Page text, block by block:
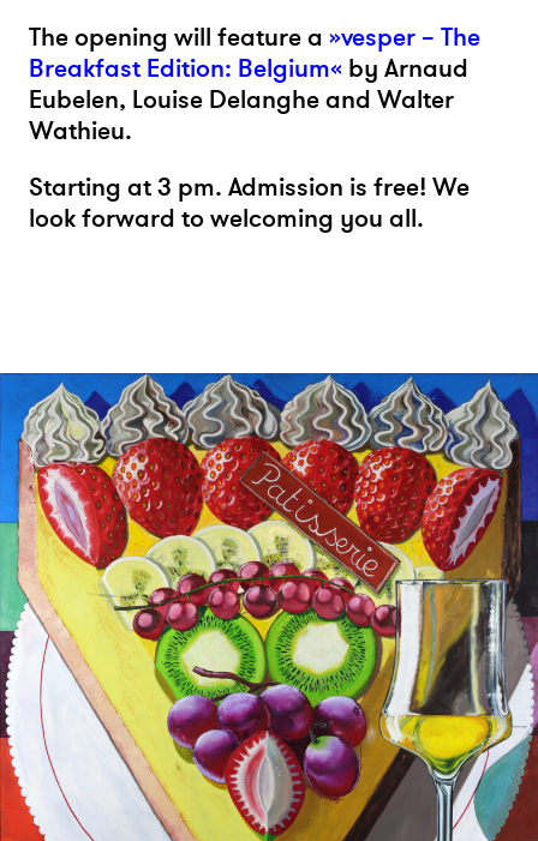
The opening will feature a »vesper – The
Breakfast Edition: Belgium« by Arnaud
Eubelen, Louise Delanghe and Walter
Wathieu.
Starting at 3 pm. Admission is free! We
look forward to welcoming you all.